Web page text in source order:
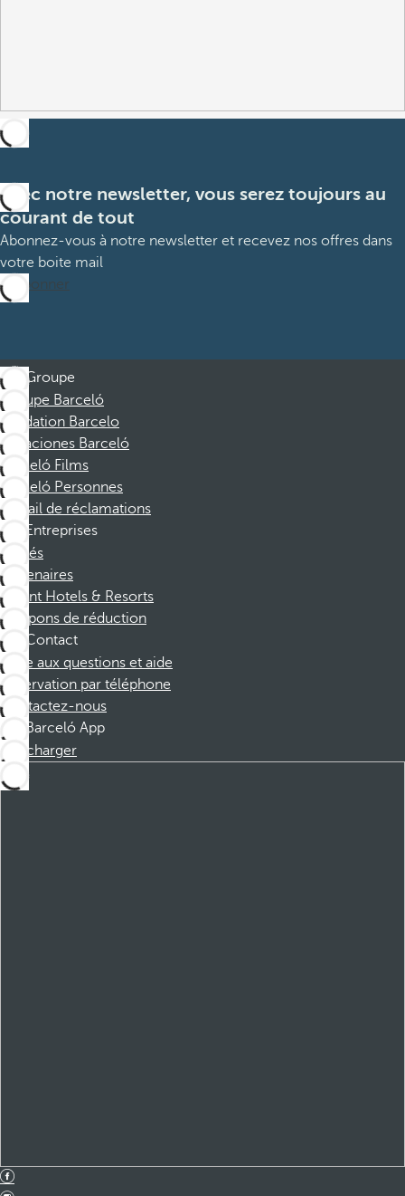
Avec notre newsletter, vous serez toujours au
courant de tout
Abonnez-vous à notre newsletter et recevez nos offres dans
votre boite mail
M’abonner
Groupe
Groupe Barceló
Fondation Barcelo
Vacaciones Barceló
Barceló Films
Barceló Personnes
Portail de réclamations
Entreprises
Affiliés
Partenaires
Dorint Hotels & Resorts
Coupons de réduction
Contact
Foire aux questions et aide
Réservation par téléphone
Contactez-nous
Barceló App
Télécharger